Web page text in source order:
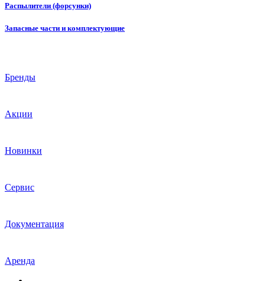
Распылители (форсунки)
Запасные части и комплектующие
Бренды
Акции
Новинки
Сервис
Документация
Аренда